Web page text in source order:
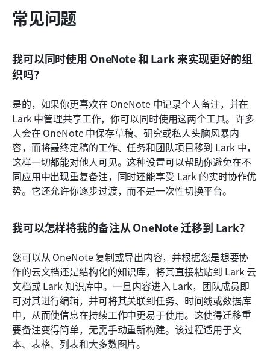
常见问题
我可以同时使用 OneNote 和 Lark 来实现更好的组
织吗？
是的，如果你更喜欢在 OneNote 中记录个人备注，并在
Lark 中管理共享工作，你可以同时使用这两个工具。许多
人会在 OneNote 中保存草稿、研究或私人头脑风暴内
容，而将最终定稿的工作、任务和团队项目移到 Lark 中，
这样一切都能对他人可见。这种设置可以帮助你避免在不
同应用中出现重复备注，同时还能享受 Lark 的实时协作优
势。它还允许你逐步过渡，而不是一次性切换平台。
我可以怎样将我的备注从 OneNote 迁移到 Lark？
您可以从 OneNote 复制或导出内容，并根据您是想要协
作的云文档还是结构化的知识库，将其直接粘贴到 Lark 云
文档或 Lark 知识库中。一旦内容进入 Lark，团队成员即
可对其进行编辑，并可将其关联到任务、时间线或数据库
中，从而使信息在持续工作中更易于使用。这使得迁移重
要备注变得简单，无需手动重新构建。该过程适用于文
本、表格、列表和大多数图片。